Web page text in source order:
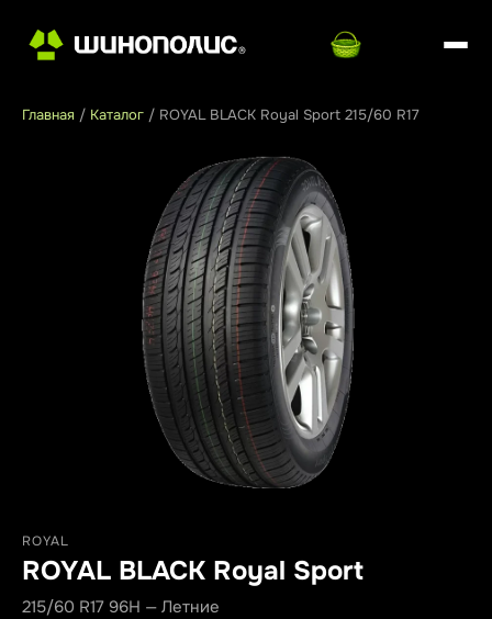
Главная / Каталог / ROYAL BLACK Royal Sport 215/60 R17
ROYAL
ROYAL BLACK Royal Sport
215/60 R17 96H — Летние